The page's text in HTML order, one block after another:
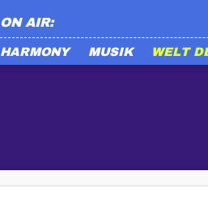
ON AIR:
HARMONY MUSIK WELT